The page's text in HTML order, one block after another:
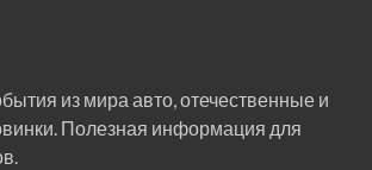
из мира авто, отечественные и
Полезная информация для